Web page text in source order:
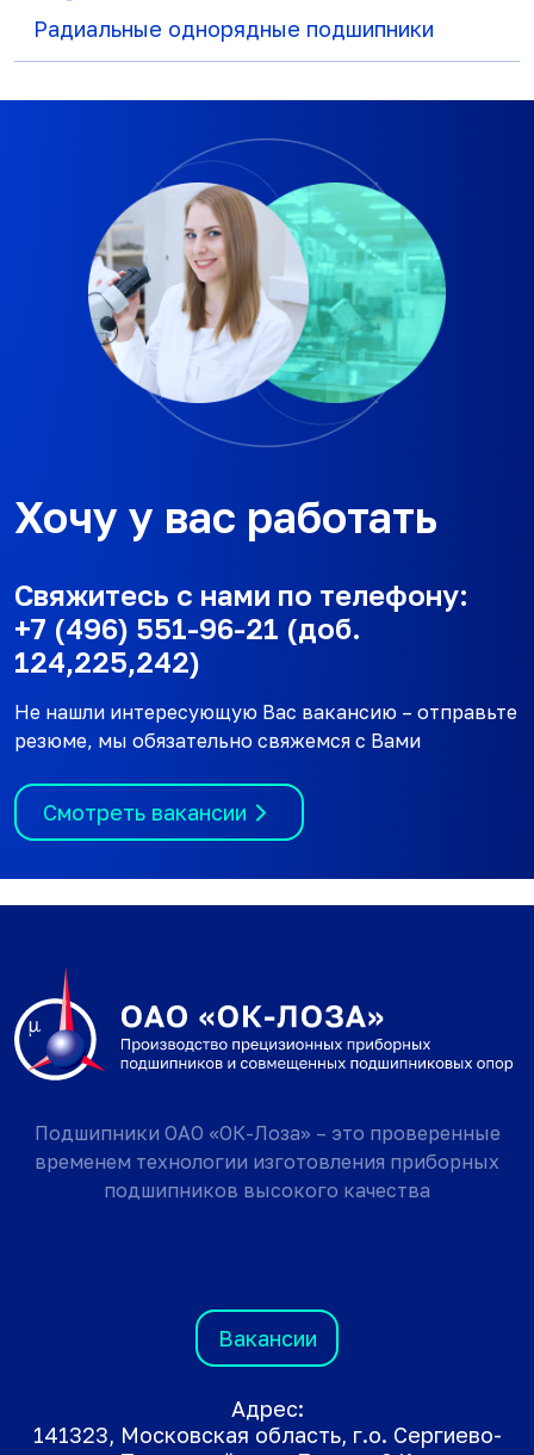
Радиальные однорядные подшипники
Хочу у вас работать
Свяжитесь с нами по телефону:
+7 (496) 551-96-21 (доб.
124,225,242)
Не нашли интересующую Вас вакансию – отправьте
резюме, мы обязательно свяжемся с Вами
Смотреть вакансии
Подшипники ОАО «ОК-Лоза» – это проверенные
временем технологии изготовления приборных
подшипников высокого качества
Вакансии
Адрес:
141323, Московская область, г.о. Сергиево-